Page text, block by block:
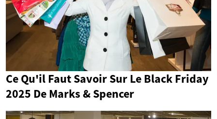
Ce Qu'il Faut Savoir Sur Le Black Friday
2025 De Marks & Spencer